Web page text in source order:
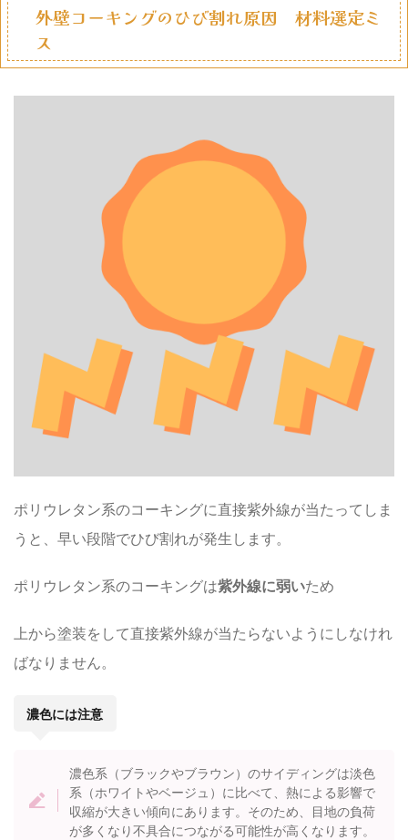
外壁コーキングのひび割れ原因 材料選定ミ
ス
ポリウレタン系のコーキングに直接紫外線が当たってしま
うと、 早い段階でひび割れが発生します。
ポリウレタン系のコーキングは紫外線に弱いため
上から塗装をして直接紫外線が当たらないようにしなけれ
ばなりません。
濃色には注意
濃色系（ブラックやブラウン）のサイディングは淡色
系（ホワイトやベージュ）に比べて、熱による影響で
収縮が大きい傾向にあります。そのため、目地の負荷
が多くなり不具合につながる可能性が高くなります。